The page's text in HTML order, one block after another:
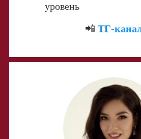
уровень
📲ТГ-